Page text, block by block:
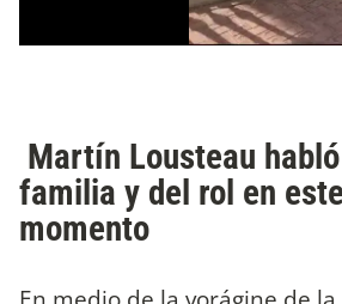
Martín Lousteau
familia y del rol en
momento